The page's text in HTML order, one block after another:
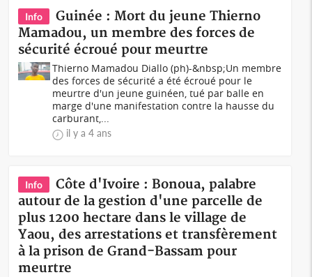
Info
Guinée : Mort du jeune Thierno
Mamadou, un membre des forces de
sécurité écroué pour meurtre
Thierno Mamadou Diallo (ph)-&nbsp;Un membre
des forces de sécurité a été écroué pour le
meurtre d'un jeune guinéen, tué par balle en
marge d'une manifestation contre la hausse du
carburant,...
il y a 4 ans
Info
Côte d'Ivoire : Bonoua, palabre
autour de la gestion d'une parcelle de
plus 1200 hectare dans le village de
Yaou, des arrestations et transfèrement
à la prison de Grand-Bassam pour
meurtre